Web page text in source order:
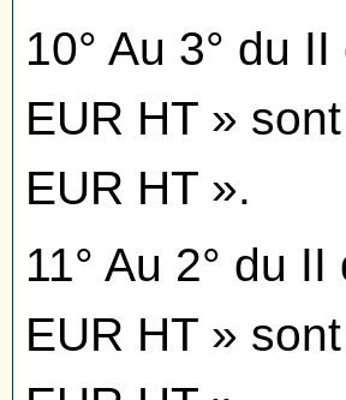
10° Au 3° du II
EUR HT »
EUR HT ».
11° Au 2° du II
EUR HT »